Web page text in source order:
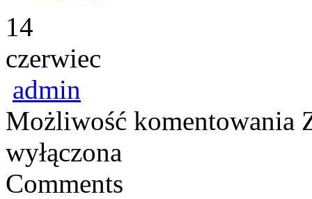
14
czerwiec
admin
Możliwość komentowania
wyłączona
Comments